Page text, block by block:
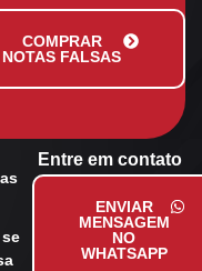
COMPRAR
NOTAS FALSAS
Entre em contato
ENVIAR
MENSAGEM
NO
WHATSAPP